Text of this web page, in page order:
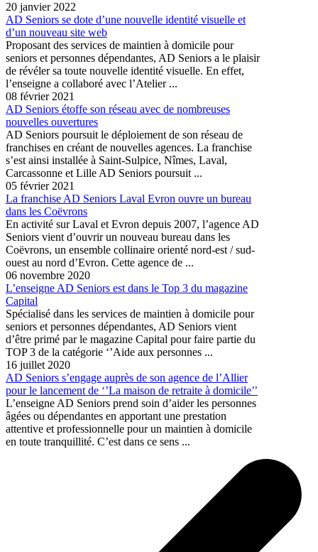
20 janvier 2022
AD Seniors se dote d’une nouvelle identité visuelle et
d’un nouveau site web
Proposant des services de maintien à domicile pour
seniors et personnes dépendantes, AD Seniors a le plaisir
de révéler sa toute nouvelle identité visuelle. En effet,
l’enseigne a collaboré avec l’Atelier ...
08 février 2021
AD Seniors étoffe son réseau avec de nombreuses
nouvelles ouvertures
AD Seniors poursuit le déploiement de son réseau de
franchises en créant de nouvelles agences. La franchise
s’est ainsi installée à Saint-Sulpice, Nîmes, Laval,
Carcassonne et Lille AD Seniors poursuit ...
05 février 2021
La franchise AD Seniors Laval Evron ouvre un bureau
dans les Coëvrons
En activité sur Laval et Evron depuis 2007, l’agence AD
Seniors vient d’ouvrir un nouveau bureau dans les
Coëvrons, un ensemble collinaire orienté nord-est / sud-
ouest au nord d’Evron. Cette agence de ...
06 novembre 2020
L’enseigne AD Seniors est dans le Top 3 du magazine
Capital
Spécialisé dans les services de maintien à domicile pour
seniors et personnes dépendantes, AD Seniors vient
d’être primé par le magazine Capital pour faire partie du
TOP 3 de la catégorie ‘’Aide aux personnes ...
16 juillet 2020
AD Seniors s’engage auprès de son agence de l’Allier
pour le lancement de ‘’La maison de retraite à domicile’’
L’enseigne AD Seniors prend soin d’aider les personnes
âgées ou dépendantes en apportant une prestation
attentive et professionnelle pour un maintien à domicile
en toute tranquillité. C’est dans ce sens ...